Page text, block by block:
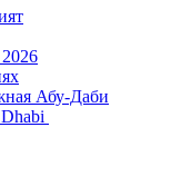
2026
Абу-Даби